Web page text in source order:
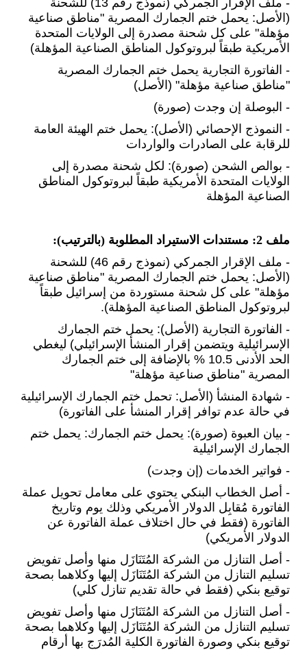
- ملف الإقرار الجمركي (نموذج رقم 13) للشحنة
(الأصل: يحمل ختم الجمارك المصرية "مناطق صناعية
مؤهلة" على كل شحنة مصدرة إلى الولايات المتحدة
الأمريكية طبقاً لبروتوكول المناطق الصناعية المؤهلة)
- الفاتورة التجارية يحمل ختم الجمارك المصرية
"مناطق صناعية مؤهلة" (الأصل)
- البوصلة إن وجدت (صورة)
- النموذج الإحصائي (الأصل): يحمل ختم الهيئة العامة
للرقابة على الصادرات والواردات
- بوالص الشحن (صورة): لكل شحنة مصدرة إلى
الولايات المتحدة الأمريكية طبقاً لبروتوكول المناطق
الصناعية المؤهلة
ملف 2: مستندات الاستيراد المطلوبة (بالترتيب)
:
- ملف الإقرار الجمركي (نموذج رقم 46) للشحنة
(الأصل: يحمل ختم الجمارك المصرية "مناطق صناعية
مؤهلة" على كل شحنة مستوردة من إسرائيل طبقاً
لبروتوكول المناطق الصناعية المؤهلة).
- الفاتورة التجارية (الأصل): يحمل ختم الجمارك
الإسرائيلية ويتضمن إقرار المنشأ الإسرائيلي) ليغطي
الحد الأدنى 10.5 % بالإضافة إلى ختم الجمارك
المصرية "مناطق صناعية مؤهلة"
- شهادة المنشأ (الأصل: تحمل ختم الجمارك الإسرائيلية
في حالة عدم توافر إقرار المنشأ على الفاتورة)
- بيان العبوة (صورة): يحمل ختم الجمارك: يحمل ختم
الجمارك الإسرائيلية
- فواتير الخدمات (إن وجدت)
- أصل الخطاب البنكي يحتوي على معامل تحويل عملة
الفاتورة مُقابِل الدولار الأمريكي وذلك يوم وتاريخ
الفاتورة (فقط في حال اختلاف عملة الفاتورة عن
الدولار الأمريكي)
- أصل التنازل من الشركة المُتَنَازَل منها وأصل تفويض
تسليم التنازل من الشركة المُتَنَازَل إليها وكلاهما بصحة
توقيع بنكي (فقط في حالة تقديم تنازل كلي)
- أصل التنازل من الشركة المُتَنَازَل منها وأصل تفويض
تسليم التنازل من الشركة المُتَنَازَل إليها وكلاهما بصحة
توقيع بنكي وصورة الفاتورة الكلية المُدرَج بها أرقام